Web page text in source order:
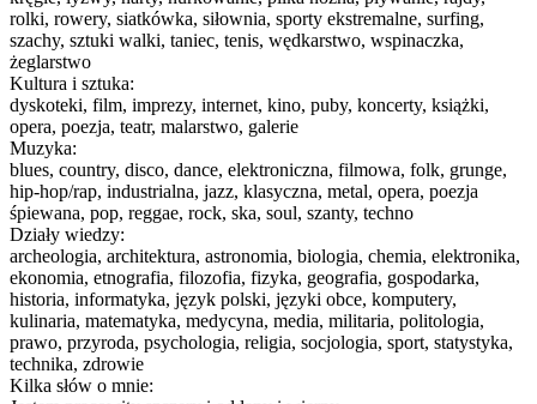
rolki, rowery, siatkówka, siłownia, sporty ekstremalne, surfing,
szachy, sztuki walki, taniec, tenis, wędkarstwo, wspinaczka,
żeglarstwo
Kultura i sztuka:
dyskoteki, film, imprezy, internet, kino, puby, koncerty, książki,
opera, poezja, teatr, malarstwo, galerie
Muzyka:
blues, country, disco, dance, elektroniczna, filmowa, folk, grunge,
hip-hop/rap, industrialna, jazz, klasyczna, metal, opera, poezja
śpiewana, pop, reggae, rock, ska, soul, szanty, techno
Działy wiedzy:
archeologia, architektura, astronomia, biologia, chemia, elektronika,
ekonomia, etnografia, filozofia, fizyka, geografia, gospodarka,
historia, informatyka, język polski, języki obce, komputery,
kulinaria, matematyka, medycyna, media, militaria, politologia,
prawo, przyroda, psychologia, religia, socjologia, sport, statystyka,
technika, zdrowie
Kilka słów o mnie: